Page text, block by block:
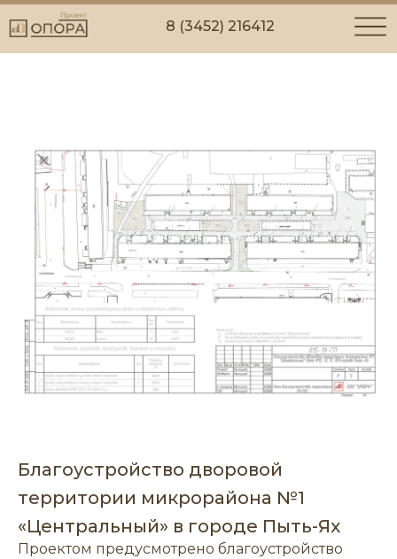
8 (3452) 216412
Благоустройство дворовой
территории микрорайона №1
«Центральный» в городе Пыть-Ях
Проектом предусмотрено благоустройство